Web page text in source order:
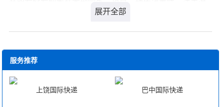
您可以登录我们官方网站 详细了解。
暖的方式哦。但是，香菇属于国际敏感品，一般的国际快
递不承接。国际快递寄香菇到英国找什么公司好？国际快
品国际运输十余年经验，针对类似产品我司通常采用私人
物品通关渠道办理国际运输，不受海关相关规定限制，目
的国通关率高达99.9%，关税为零。那么，国际快递寄香
服务推荐
上饶国际快递 巴中国际快递